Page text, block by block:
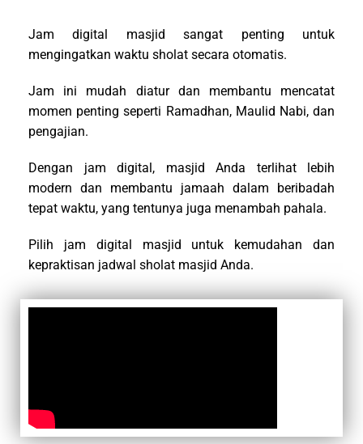
Jam digital masjid sangat penting untuk
mengingatkan waktu sholat secara otomatis.
Jam ini mudah diatur dan membantu mencatat
momen penting seperti Ramadhan, Maulid Nabi, dan
pengajian.
Dengan jam digital, masjid Anda terlihat lebih
modern dan membantu jamaah dalam beribadah
tepat waktu, yang tentunya juga menambah pahala.
Pilih jam digital masjid untuk kemudahan dan
kepraktisan jadwal sholat masjid Anda.